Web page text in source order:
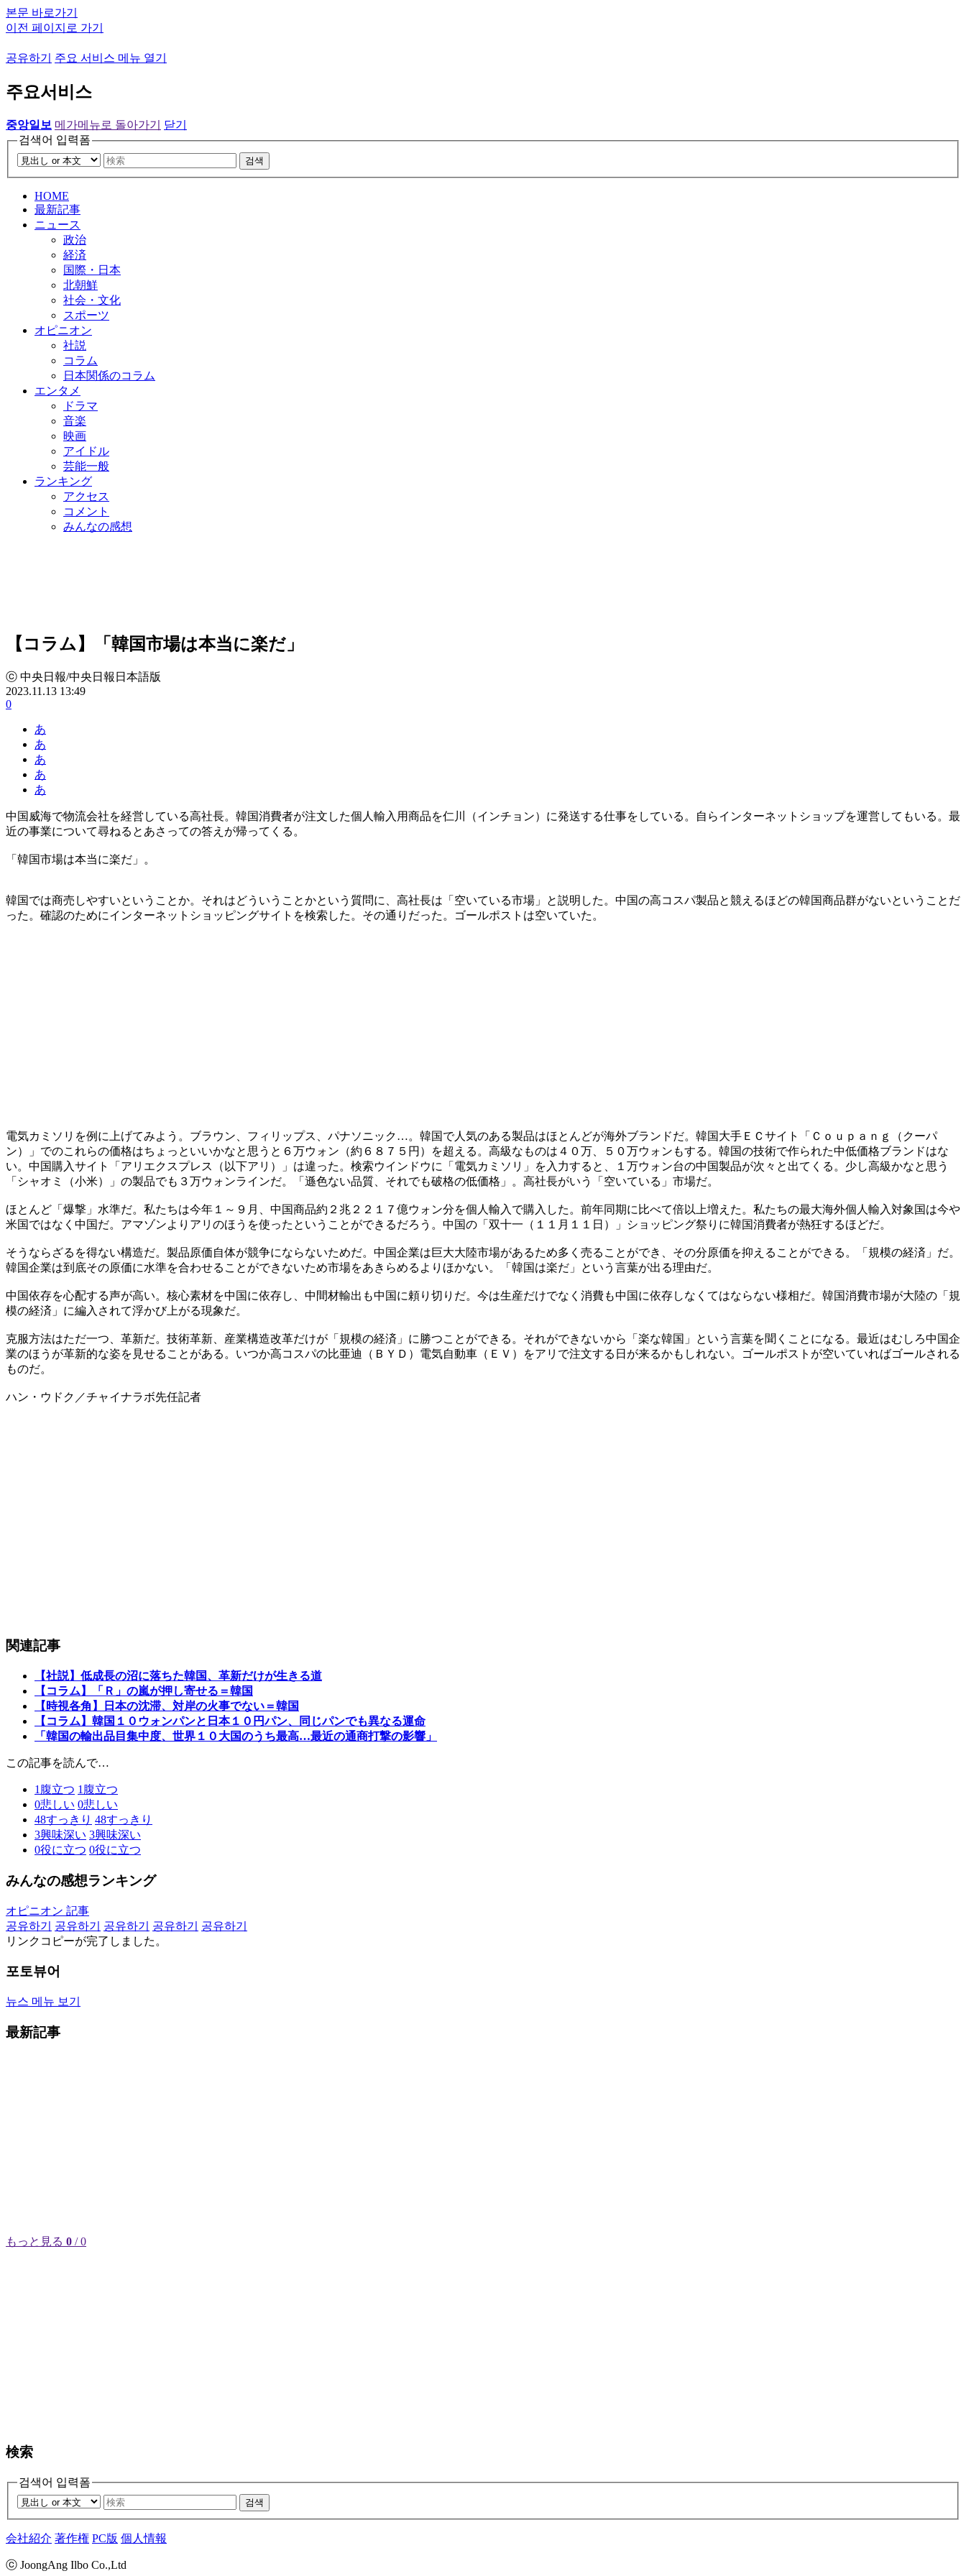
본문 바로가기
이전 페이지로 가기
공유하기 주요 서비스 메뉴 열기
주요서비스
중앙일보 메가메뉴로 돌아가기
닫기
검색어 입력폼
검색
HOME
最新記事
ニュース
政治
経済
国際・日本
北朝鮮
社会・文化
スポーツ
オピニオン
社説
コラム
日本関係のコラム
エンタメ
ドラマ
音楽
映画
アイドル
芸能一般
ランキング
アクセス
コメント
みんなの感想
【コラム】「韓国市場は本当に楽だ」
ⓒ 中央日報/中央日報日本語版
2023.11.13 13:49
0
あ
あ
あ
あ
あ
中国威海で物流会社を経営している高社長。韓国消費者が注文した個人輸入用商品を仁川（インチョン）に発送する仕事をしている。自らインターネットショップを運営してもいる。最
近の事業について尋ねるとあさっての答えが帰ってくる。
「韓国市場は本当に楽だ」。
韓国では商売しやすいということか。それはどういうことかという質問に、高社長は「空いている市場」と説明した。中国の高コスパ製品と競えるほどの韓国商品群がないということだ
った。確認のためにインターネットショッピングサイトを検索した。その通りだった。ゴールポストは空いていた。
電気カミソリを例に上げてみよう。ブラウン、フィリップス、パナソニック…。韓国で人気のある製品はほとんどが海外ブランドだ。韓国大手ＥＣサイト「Ｃｏｕｐａｎｇ（クーパ
ン）」でのこれらの価格はちょっといいかなと思うと６万ウォン（約６８７５円）を超える。高級なものは４０万、５０万ウォンもする。韓国の技術で作られた中低価格ブランドはな
い。中国購入サイト「アリエクスプレス（以下アリ）」は違った。検索ウインドウに「電気カミソリ」を入力すると、１万ウォン台の中国製品が次々と出てくる。少し高級かなと思う
「シャオミ（小米）」の製品でも３万ウォンラインだ。「遜色ない品質、それでも破格の低価格」。高社長がいう「空いている」市場だ。
ほとんど「爆撃」水準だ。私たちは今年１～９月、中国商品約２兆２２１７億ウォン分を個人輸入で購入した。前年同期に比べて倍以上増えた。私たちの最大海外個人輸入対象国は今や
米国ではなく中国だ。アマゾンよりアリのほうを使ったということができるだろう。中国の「双十一（１１月１１日）」ショッピング祭りに韓国消費者が熱狂するほどだ。
そうならざるを得ない構造だ。製品原価自体が競争にならないためだ。中国企業は巨大大陸市場があるため多く売ることができ、その分原価を抑えることができる。「規模の経済」だ。
韓国企業は到底その原価に水準を合わせることができないため市場をあきらめるよりほかない。「韓国は楽だ」という言葉が出る理由だ。
中国依存を心配する声が高い。核心素材を中国に依存し、中間材輸出も中国に頼り切りだ。今は生産だけでなく消費も中国に依存しなくてはならない様相だ。韓国消費市場が大陸の「規
模の経済」に編入されて浮かび上がる現象だ。
克服方法はただ一つ、革新だ。技術革新、産業構造改革だけが「規模の経済」に勝つことができる。それができないから「楽な韓国」という言葉を聞くことになる。最近はむしろ中国企
業のほうが革新的な姿を見せることがある。いつか高コスパの比亜迪（ＢＹＤ）電気自動車（ＥＶ）をアリで注文する日が来るかもしれない。ゴールポストが空いていればゴールされる
ものだ。
ハン・ウドク／チャイナラボ先任記者
関連記事
【社説】低成長の沼に落ちた韓国、革新だけが生きる道
【コラム】「Ｒ」の嵐が押し寄せる＝韓国
【時視各角】日本の沈滞、対岸の火事でない＝韓国
【コラム】韓国１０ウォンパンと日本１０円パン、同じパンでも異なる運命
「韓国の輸出品目集中度、世界１０大国のうち最高…最近の通商打撃の影響」
この記事を読んで…
1 腹立つ 1 腹立つ
0悲しい 0悲しい
48すっきり 48すっきり
3興味深い 3興味深い
0役に立つ 0役に立つ
みんなの感想ランキング
オピニオン 記事
공유하기
공유하기 공유하기 공유하기
공유하기
リンクコピーが完了しました。
포토뷰어
뉴스 메뉴 보기
最新記事
もっと見る 0 / 0
検索
검색어 입력폼
검색
会社紹介 著作権 PC版 個人情報
ⓒ JoongAng Ilbo Co.,Ltd